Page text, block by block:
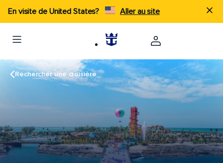
En visite de United States? Aller au site
Rechercher une croisière